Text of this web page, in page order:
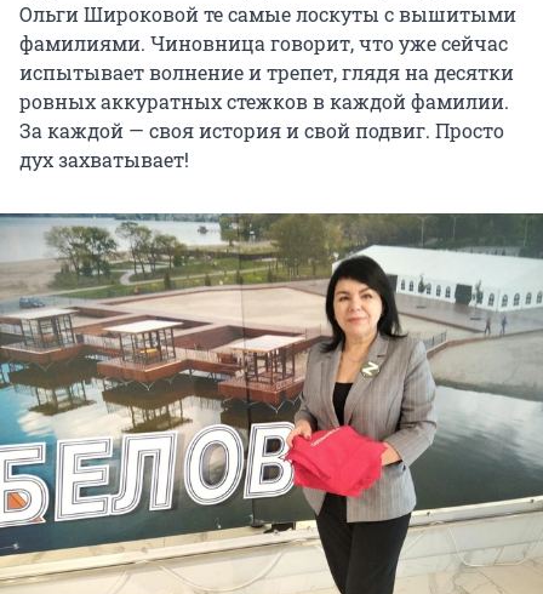
Ольги Широковой те самые лоскуты с вышитыми
фамилиями. Чиновница говорит, что уже сейчас
испытывает волнение и трепет, глядя на десятки
ровных аккуратных стежков в каждой фамилии.
За каждой — своя история и свой подвиг. Просто
дух захватывает!